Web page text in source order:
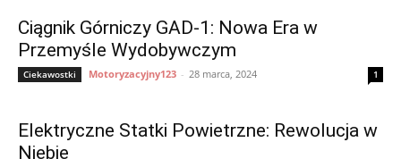
Ciągnik Górniczy GAD-1: Nowa Era w
Przemyśle Wydobywczym
Ciekawostki Motoryzacyjny123 - 28 marca, 2024 1
Elektryczne Statki Powietrzne: Rewolucja w
Niebie